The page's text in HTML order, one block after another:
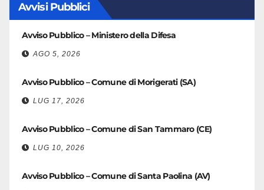
Avvisi Pubblici
Avviso Pubblico – Ministero della Difesa
AGO 5, 2026
Avviso Pubblico – Comune di Morigerati (SA)
LUG 17, 2026
Avviso Pubblico – Comune di San Tammaro (CE)
LUG 10, 2026
Avviso Pubblico – Comune di Santa Paolina (AV)